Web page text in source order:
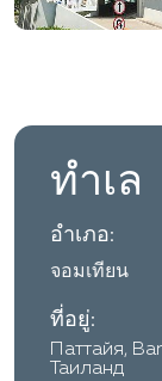
ทำเล
อำเภอ:
จอมเทียน
ที่อยู่:
Паттайя,
Таиланд